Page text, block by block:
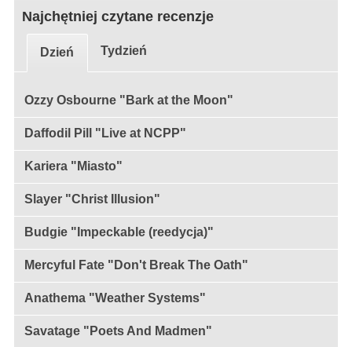
Najchętniej czytane recenzje
Dzień Tydzień
Ozzy Osbourne "Bark at the Moon"
Daffodil Pill "Live at NCPP"
Kariera "Miasto"
Slayer "Christ Illusion"
Budgie "Impeckable (reedycja)"
Mercyful Fate "Don't Break The Oath"
Anathema "Weather Systems"
Savatage "Poets And Madmen"